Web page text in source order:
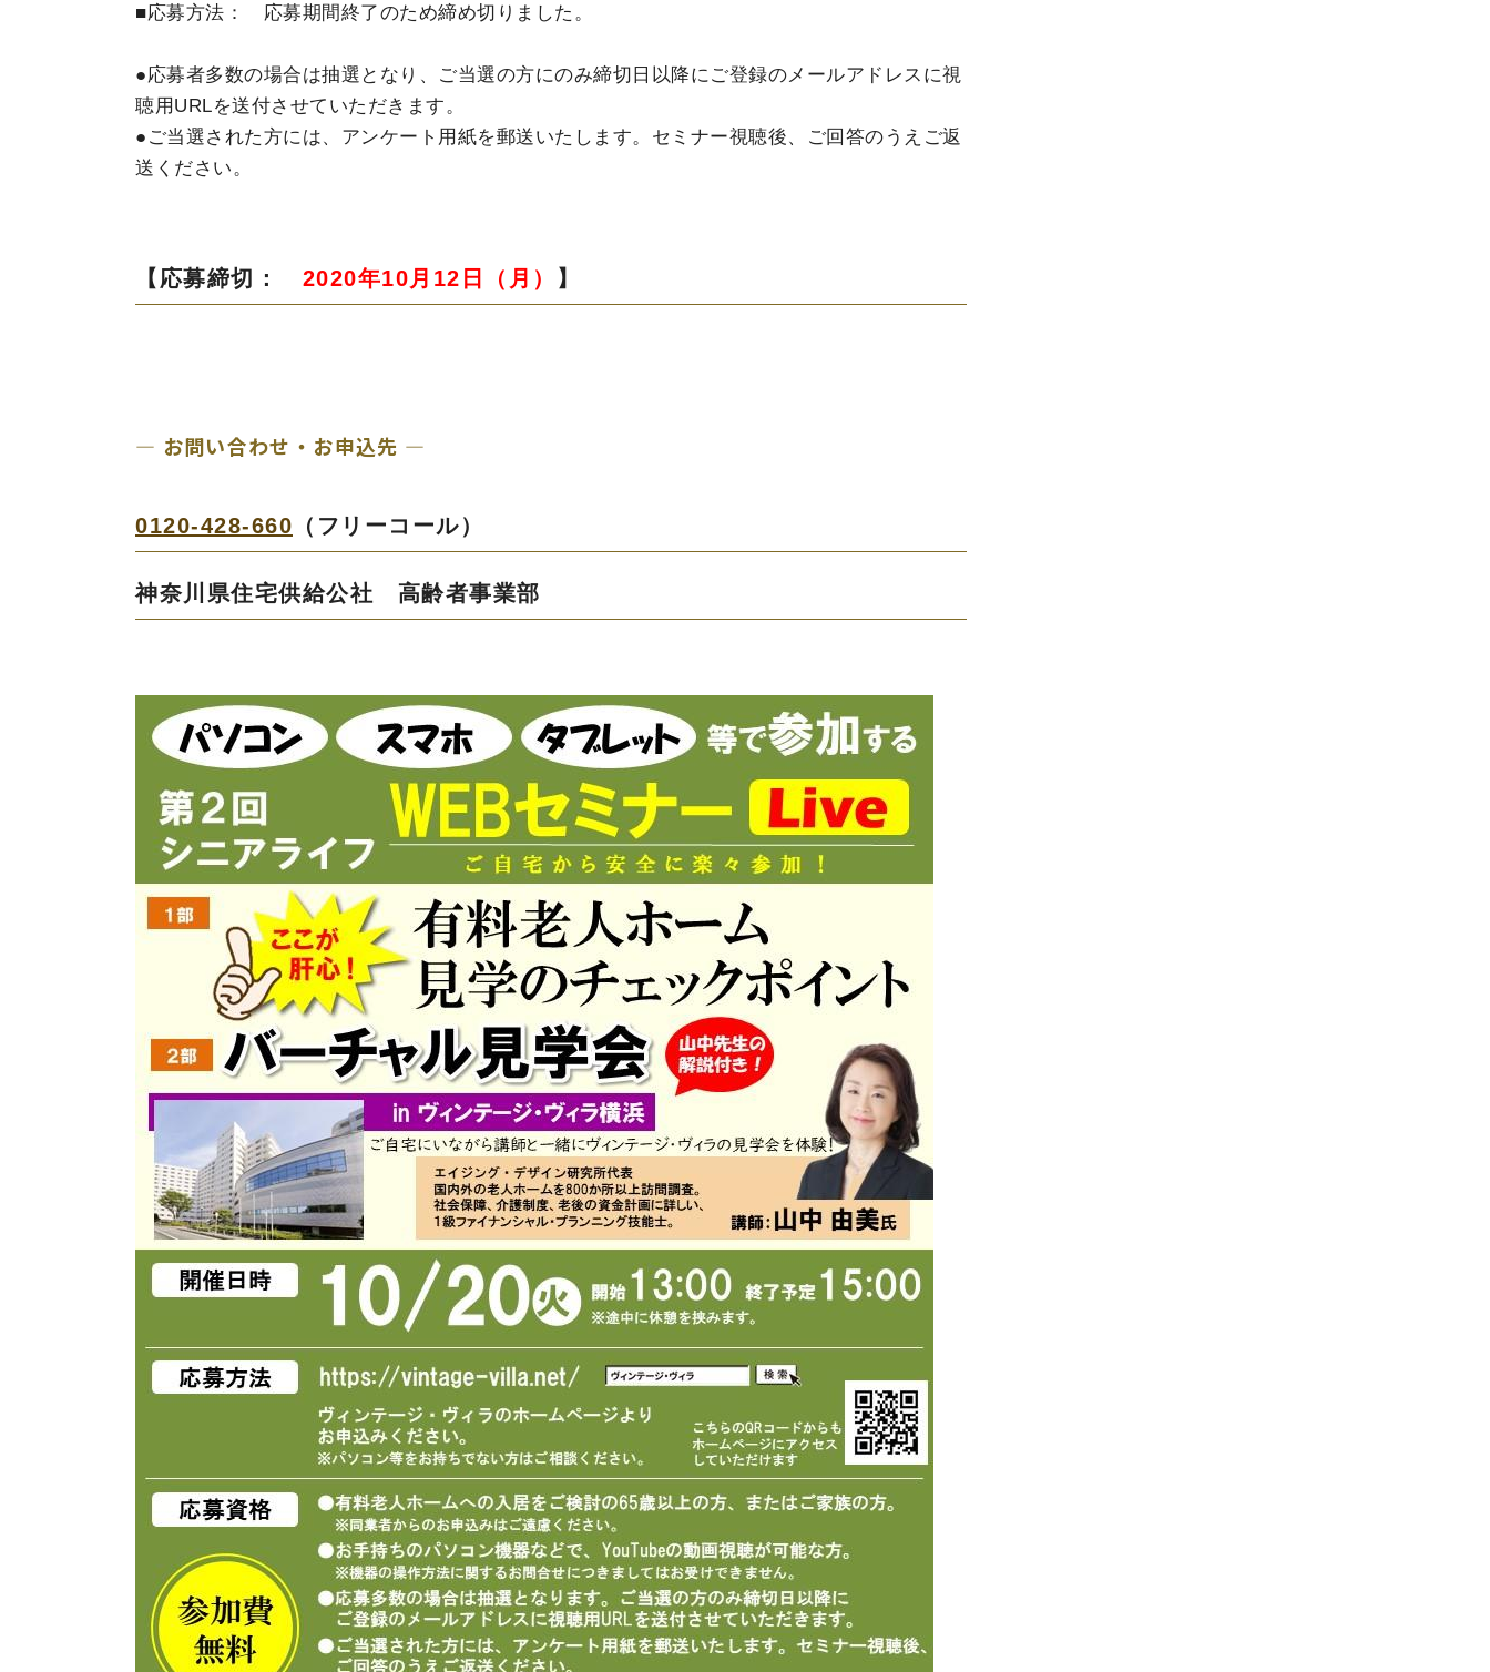
■応募方法： 応募期間終了のため締め切りました。
●応募者多数の場合は抽選となり、ご当選の方にのみ締切日以降にご登録のメールアドレスに視
聴用URLを送付させていただきます。
●ご当選された方には、アンケート用紙を郵送いたします。セミナー視聴後、ご回答のうえご返
送ください。
【応募締切： 2020年10月12日（月） 】
― お問い合わせ・お申込先 ―
0120-428-660 （フリーコール）
神奈川県住宅供給公社 高齢者事業部